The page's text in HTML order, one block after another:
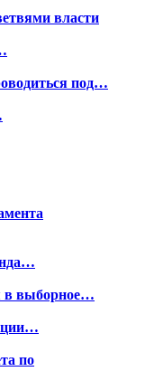
власти
под…
в выборное…
по